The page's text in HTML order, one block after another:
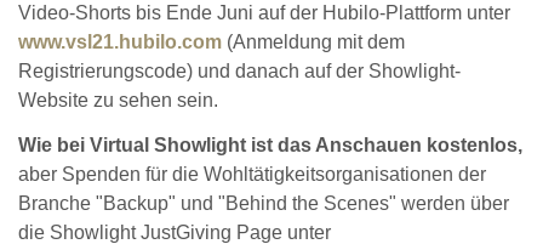
Video-Shorts bis Ende Juni auf der Hubilo-Plattform unter
www.vsl21.hubilo.com (Anmeldung mit dem
Registrierungscode) und danach auf der Showlight-
Website zu sehen sein.
Wie bei Virtual Showlight ist das Anschauen kostenlos,
aber Spenden für die Wohltätigkeitsorganisationen der
Branche "Backup" und "Behind the Scenes" werden über
die Showlight JustGiving Page unter